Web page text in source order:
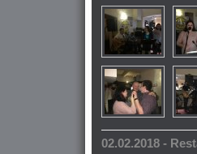
02.02.2018 -